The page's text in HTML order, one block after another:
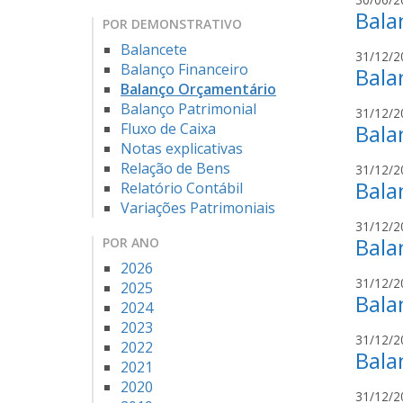
POR DEMONSTRATIVO
Balancete
Balanço Financeiro
Balanço Orçamentário
Balanço Patrimonial
Fluxo de Caixa
Notas explicativas
Relação de Bens
Relatório Contábil
Variações Patrimoniais
POR ANO
2026
2025
2024
2023
2022
2021
2020
31/12/
31/12/
31/12/
31/12/
31/12/
31/12/
31/12/